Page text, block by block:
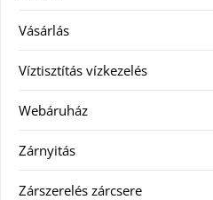
Vásárlás
Víztisztítás vízkezelés
Webáruház
Zárnyitás
Zárszerelés zárcsere